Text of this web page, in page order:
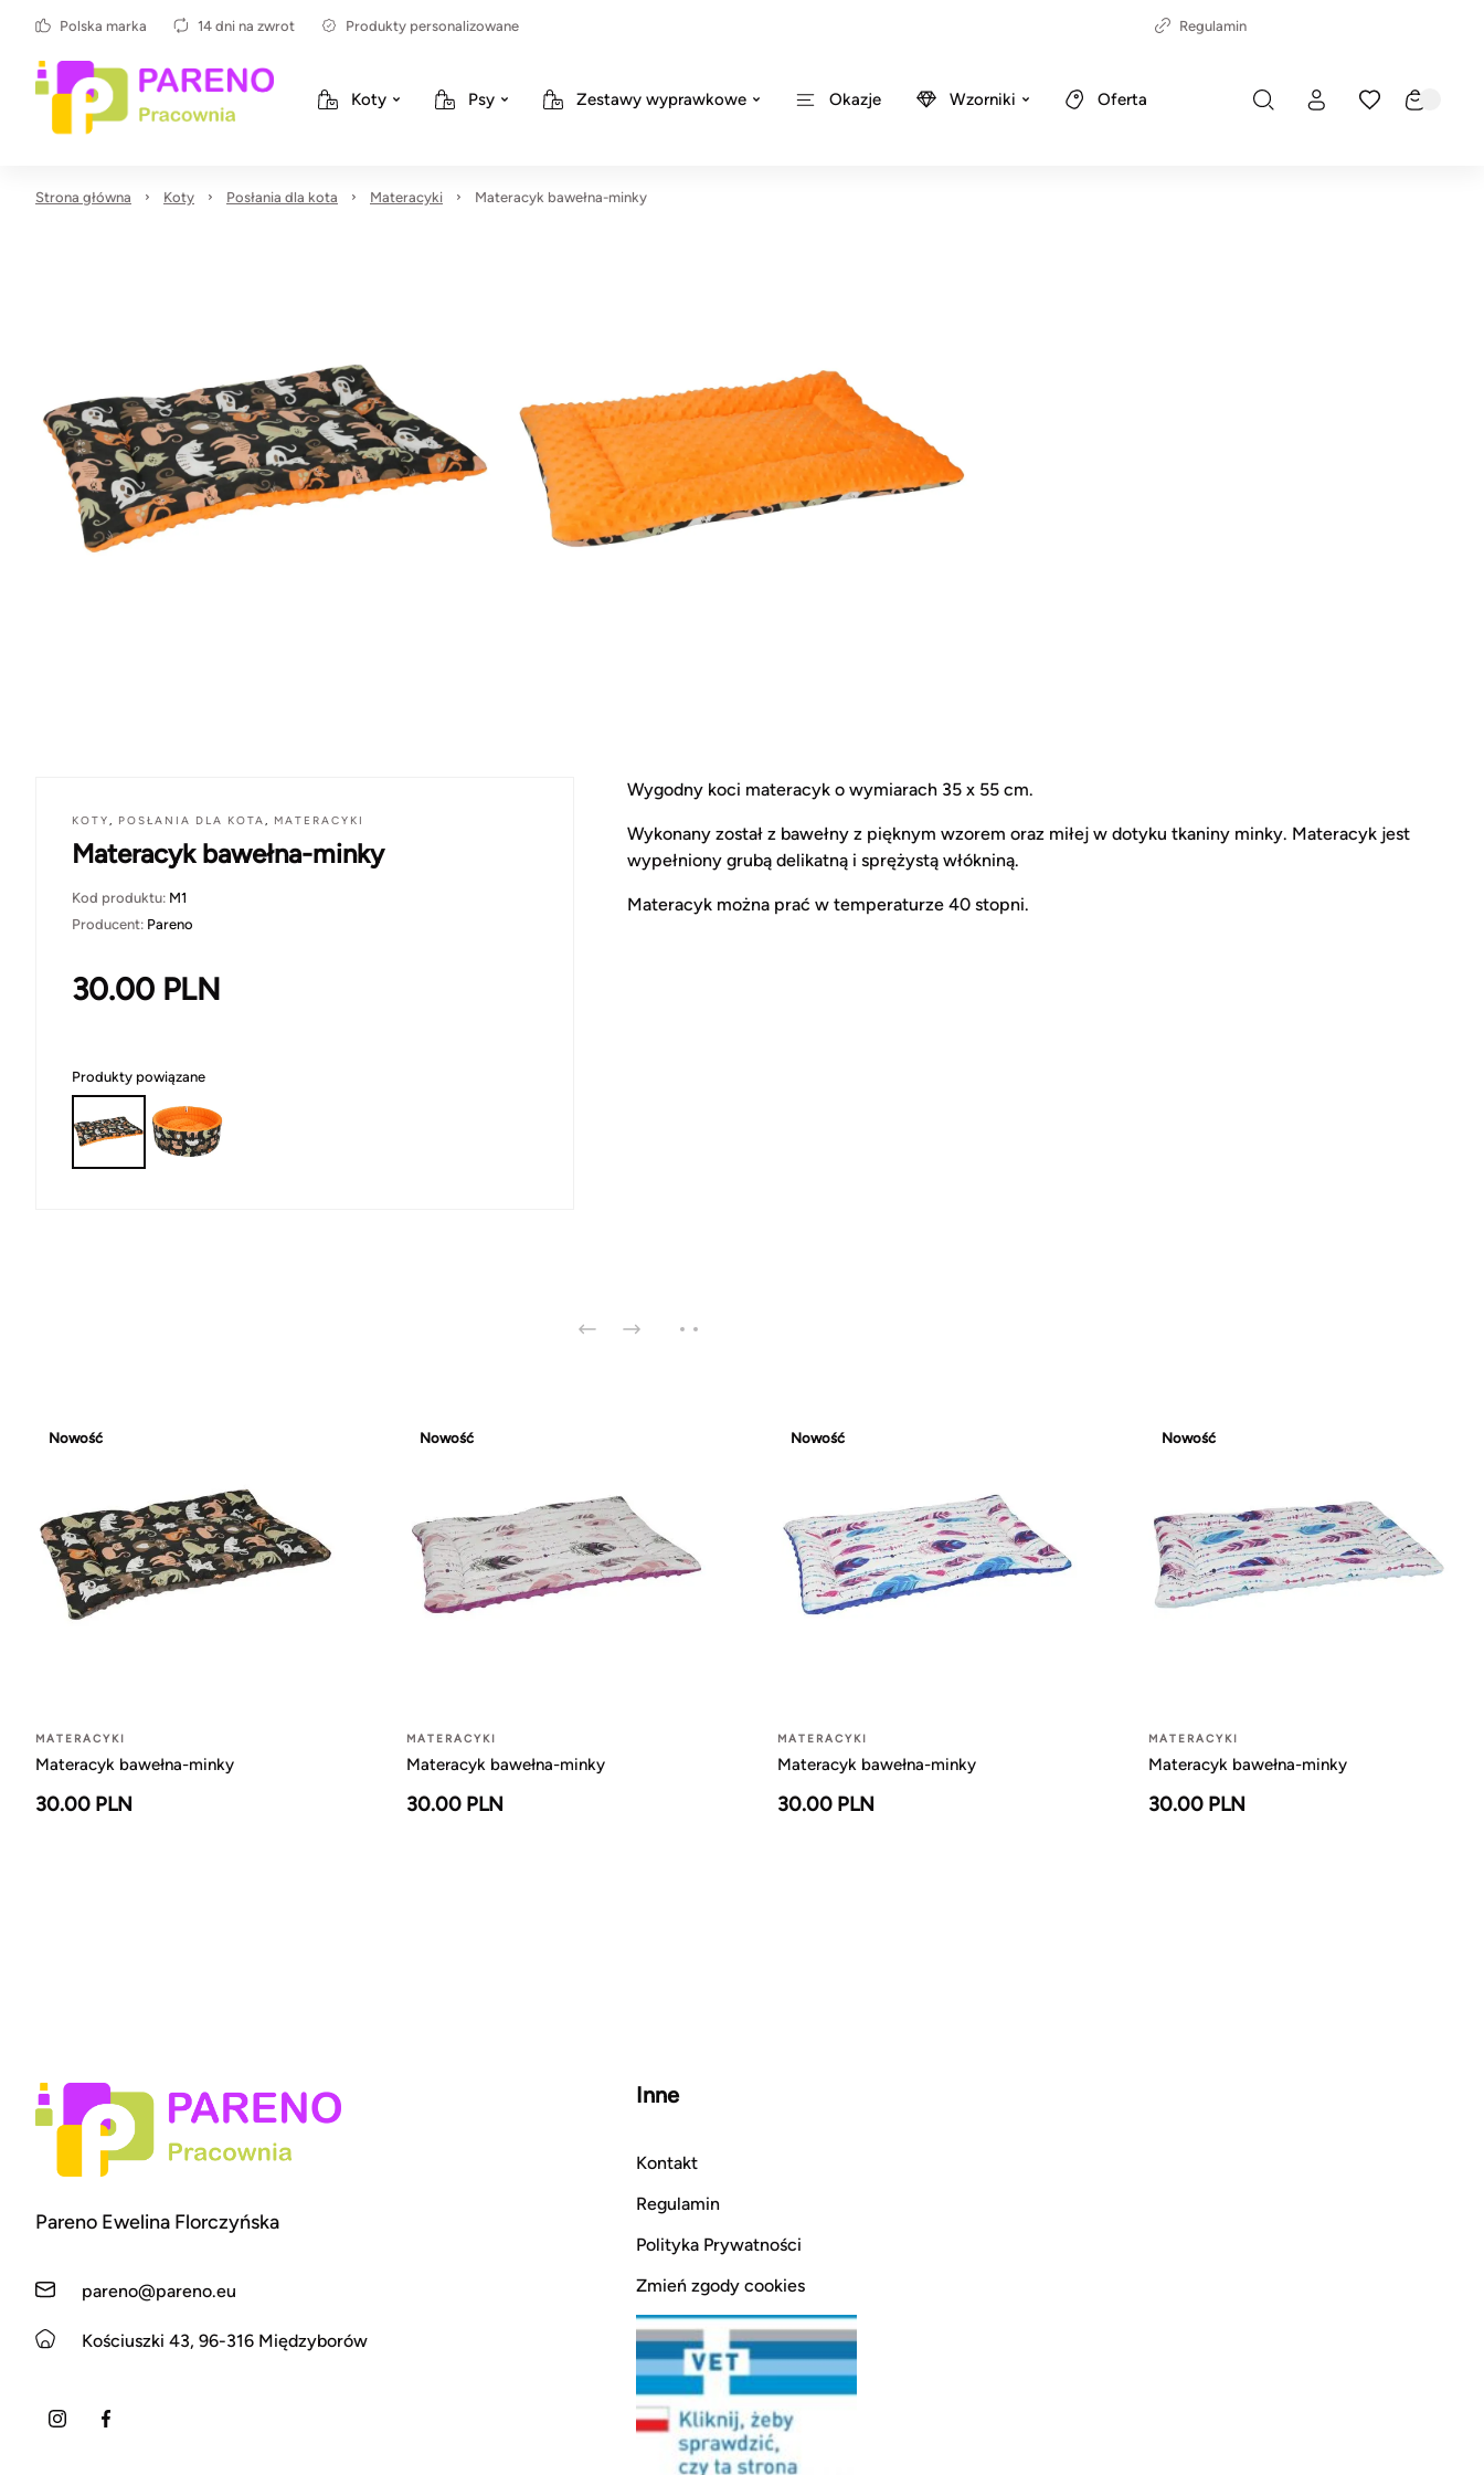
Polska marka 14 dni na zwrot Produkty personalizowane Regulamin
Koty Psy Zestawy wyprawkowe Okazje Wzorniki Oferta
Strona główna Koty Posłania dla kota Materacyki Materacyk bawełna-minky
KOTY, POSŁANIA DLA KOTA, MATERACYKI
Materacyk bawełna-minky
Kod produktu: M1
Producent: Pareno
30.00 PLN
Produkty powiązane
Wygodny koci materacyk o wymiarach 35 x 55 cm.
Wykonany został z bawełny z pięknym wzorem oraz miłej w dotyku tkaniny minky. Materacyk jest
wypełniony grubą delikatną i sprężystą włókniną.
Materacyk można prać w temperaturze 40 stopni.
Nowość
MATERACYKI
Materacyk bawełna-minky
30.00 PLN
Nowość
MATERACYKI
Materacyk bawełna-minky
30.00 PLN
Nowość
MATERACYKI
Materacyk bawełna-minky
30.00 PLN
Nowość
MATERACYKI
Materacyk bawełna-minky
30.00 PLN
Pareno Ewelina Florczyńska
pareno@pareno.eu
Kościuszki 43, 96-316 Międzyborów
Inne
Kontakt
Regulamin
Polityka Prywatności
Zmień zgody cookies